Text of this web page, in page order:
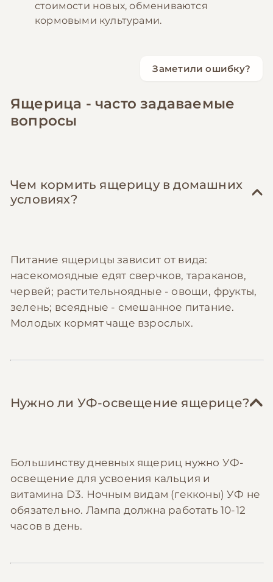
стоимости новых, обмениваются
кормовыми культурами.
Заметили ошибку?
Ящерица - часто задаваемые
вопросы
Чем кормить ящерицу в домашних
условиях?
Питание ящерицы зависит от вида:
насекомоядные едят сверчков, тараканов,
червей; растительноядные - овощи, фрукты,
зелень; всеядные - смешанное питание.
Молодых кормят чаще взрослых.
Нужно ли УФ-освещение ящерице?
Большинству дневных ящериц нужно УФ-
освещение для усвоения кальция и
витамина D3. Ночным видам (гекконы) УФ не
обязательно. Лампа должна работать 10-12
часов в день.